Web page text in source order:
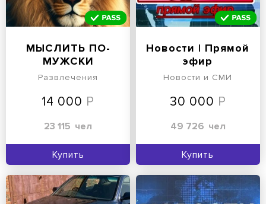
МЫСЛИТЬ ПО-
МУЖСКИ
Развлечения
14 000
23 115 чел
Купить
Новости | Прямой
эфир
Новости и СМИ
30 000
49 726 чел
Купить